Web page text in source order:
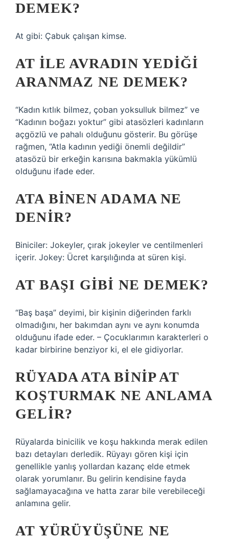
DEMEK?
At gibi: Çabuk çalışan kimse.
AT ILE AVRADIN YEDIĞI
ARANMAZ NE DEMEK?
“Kadın kıtlık bilmez, çoban yoksulluk bilmez” ve
“Kadının boğazı yoktur” gibi atasözleri kadınların
açgözlü ve pahalı olduğunu gösterir. Bu görüşe
rağmen, “Atla kadının yediği önemli değildir”
atasözü bir erkeğin karısına bakmakla yükümlü
olduğunu ifade eder.
ATA BINEN ADAMA NE
DENIR?
Biniciler: Jokeyler, çırak jokeyler ve centilmenleri
içerir. Jokey: Ücret karşılığında at süren kişi.
AT BAŞI GIBI NE DEMEK?
“Baş başa” deyimi, bir kişinin diğerinden farklı
olmadığını, her bakımdan aynı ve aynı konumda
olduğunu ifade eder. – Çocuklarımın karakterleri o
kadar birbirine benziyor ki, el ele gidiyorlar.
RÜYADA ATA BINIP AT
KOŞTURMAK NE ANLAMA
GELIR?
Rüyalarda binicilik ve koşu hakkında merak edilen
bazı detayları derledik. Rüyayı gören kişi için
genellikle yanlış yollardan kazanç elde etmek
olarak yorumlanır. Bu gelirin kendisine fayda
sağlamayacağına ve hatta zarar bile verebileceği
anlamına gelir.
AT YÜRÜYÜŞÜNE NE